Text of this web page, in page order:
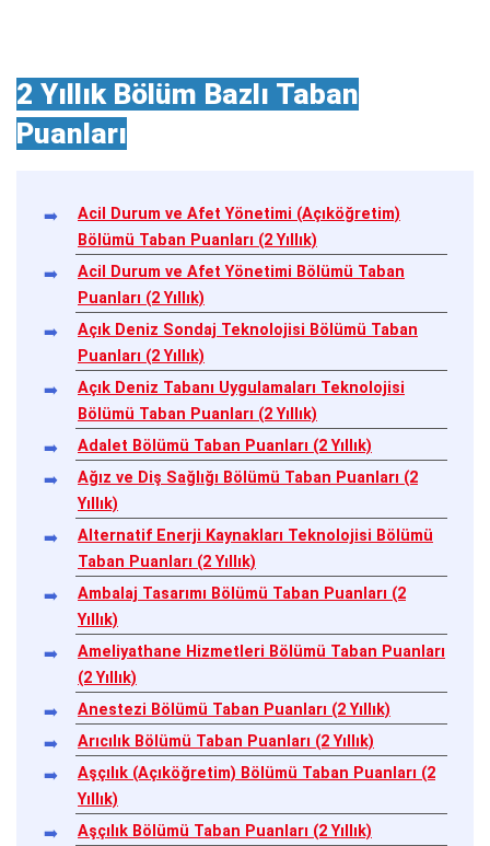
2 Yıllık Bölüm Bazlı Taban
Puanları
Acil Durum ve Afet Yönetimi (Açıköğretim)
Bölümü Taban Puanları (2 Yıllık)
Acil Durum ve Afet Yönetimi Bölümü Taban
Puanları (2 Yıllık)
Açık Deniz Sondaj Teknolojisi Bölümü Taban
Puanları (2 Yıllık)
Açık Deniz Tabanı Uygulamaları Teknolojisi
Bölümü Taban Puanları (2 Yıllık)
Adalet Bölümü Taban Puanları (2 Yıllık)
Ağız ve Diş Sağlığı Bölümü Taban Puanları (2
Yıllık)
Alternatif Enerji Kaynakları Teknolojisi Bölümü
Taban Puanları (2 Yıllık)
Ambalaj Tasarımı Bölümü Taban Puanları (2
Yıllık)
Ameliyathane Hizmetleri Bölümü Taban Puanları
(2 Yıllık)
Anestezi Bölümü Taban Puanları (2 Yıllık)
Arıcılık Bölümü Taban Puanları (2 Yıllık)
Aşçılık (Açıköğretim) Bölümü Taban Puanları (2
Yıllık)
Aşçılık Bölümü Taban Puanları (2 Yıllık)